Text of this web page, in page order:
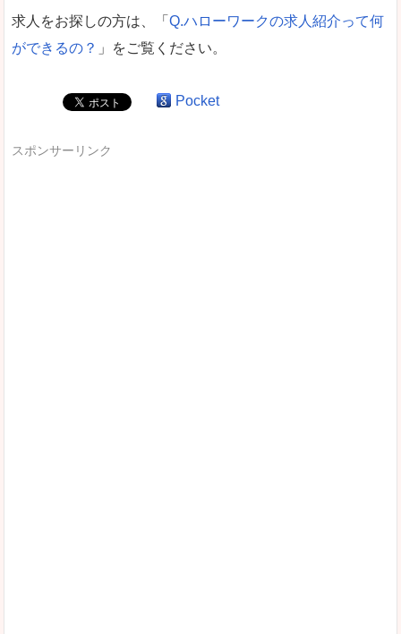
求人をお探しの方は、「 Q.ハローワークの求人紹介って何
ができるの？ 」をご覧ください。
Pocket
スポンサーリンク